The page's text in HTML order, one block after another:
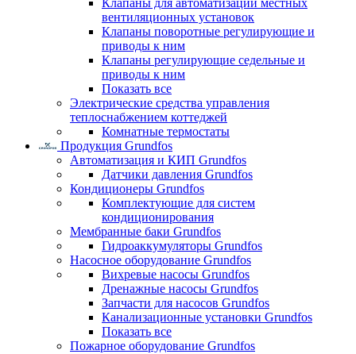
Клапаны для автоматизации местных
вентиляционных установок
Клапаны поворотные регулирующие и
приводы к ним
Клапаны регулирующие седельные и
приводы к ним
Показать все
Электрические средства управления
теплоснабжением коттеджей
Комнатные термостаты
Продукция Grundfos
Автоматизация и КИП Grundfos
Датчики давления Grundfos
Кондиционеры Grundfos
Комплектующие для систем
кондиционирования
Мембранные баки Grundfos
Гидроаккумуляторы Grundfos
Насосное оборудование Grundfos
Вихревые насосы Grundfos
Дренажные насосы Grundfos
Запчасти для насосов Grundfos
Канализационные установки Grundfos
Показать все
Пожарное оборудование Grundfos